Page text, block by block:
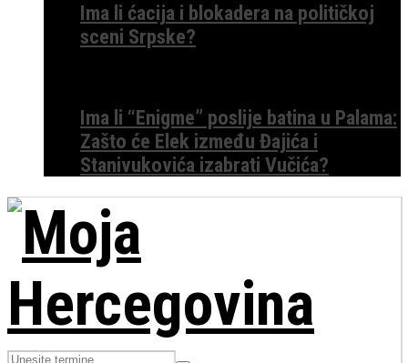
Ima li ćacija i blokadera na političkoj
sceni Srpske?
Ima li “Enigme” poslije batina u Palama:
Zašto će Elek između Đajića i
Stanivukovića izabrati Vučića?